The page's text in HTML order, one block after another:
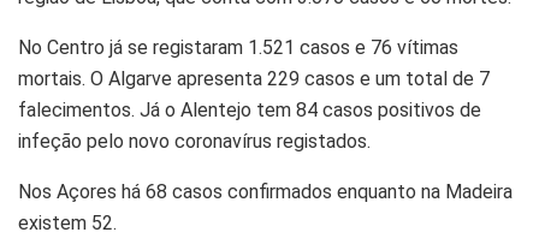
No Centro já se registaram 1.521 casos e 76 vítimas
mortais. O Algarve apresenta 229 casos e um total de 7
falecimentos. Já o Alentejo tem 84 casos positivos de
infeção pelo novo coronavírus registados.
Nos Açores há 68 casos confirmados enquanto na Madeira
existem 52.